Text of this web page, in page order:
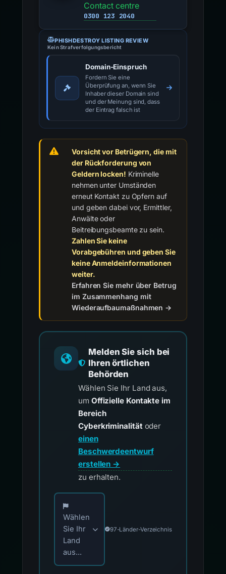
Contact centre
0300 123 2040
PHISHDESTROY LISTING REVIEW
Kein Strafverfolgungsbericht
Domain-Einspruch
Fordern Sie eine
Überprüfung an, wenn Sie
Inhaber dieser Domain sind
und der Meinung sind, dass
der Eintrag falsch ist
Vorsicht vor Betrügern, die mit
der Rückforderung von
Geldern locken! Kriminelle
nehmen unter Umständen
erneut Kontakt zu Opfern auf
und geben dabei vor, Ermittler,
Anwälte oder
Beitreibungsbeamte zu sein.
Zahlen Sie keine
Vorabgebühren und geben Sie
keine Anmeldeinformationen
weiter.
Erfahren Sie mehr über Betrug
im Zusammenhang mit
Wiederaufbaumaßnahmen →
Melden Sie sich bei
Ihren örtlichen
Behörden
Wählen Sie Ihr Land aus,
um Offizielle Kontakte im
Bereich
Cyberkriminalitätoder
einen
Beschwerdeentwurf
erstellen →
zu erhalten.
Wählen Sie Ihr Land für offizielle
Wählen
Sie Ihr
Land
aus...
97-Länder-Verzeichnis